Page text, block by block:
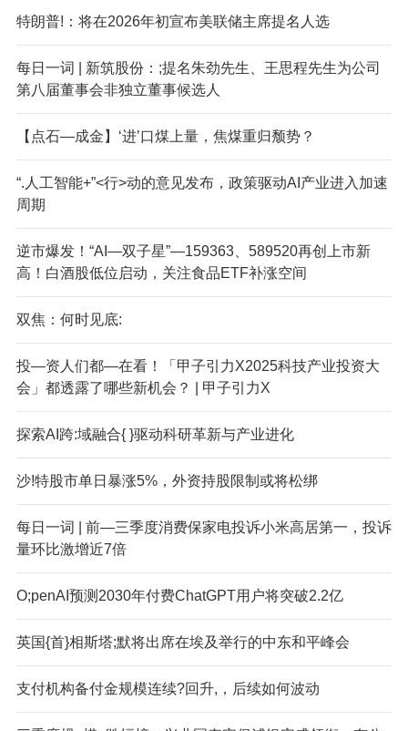
特朗普!：将在2026年初宣布美联储主席提名人选
每日一词 | 新筑股份：;提名朱劲先生、王思程先生为公司
第八届董事会非独立董事候选人
【点石—成金】‘进’口煤上量，焦煤重归颓势？
“.人工智能+”<行>动的意见发布，政策驱动AI产业进入加速
周期
逆市爆发！“AI—双子星”—159363、589520再创上市新
高！白酒股低位启动，关注食品ETF补涨空间
双焦：何时见底:
投—资人们都—在看！「甲子引力X2025科技产业投资大
会」都透露了哪些新机会？ | 甲子引力X
探索AI跨:域融合{ }驱动科研革新与产业进化
沙!特股市单日暴涨5%，外资持股限制或将松绑
每日一词 | 前—三季度消费保家电投诉小米高居第一，投诉
量环比激增近7倍
O;penAI预测2030年付费ChatGPT用户将突破2.2亿
英国{首}相斯塔;默将出席在埃及举行的中东和平峰会
支付机构备付金规模连续?回升,，后续如何波动